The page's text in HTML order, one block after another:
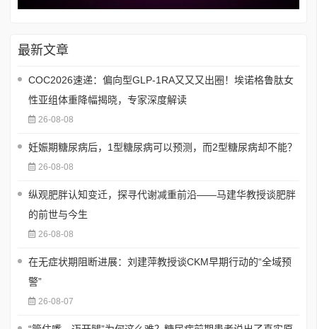
最新文章
COC2026速递：偏向型GLP-1RA又又又出圈！埃诺格鲁肽女
性亚组体重降幅揭晓，专家深度解读
26-08-08
妊娠期糖尿病后，1型糖尿病可以预测，而2型糖尿病却不能？
26-08-08
纵观肥胖认知变迁，探寻代谢减重前沿——马建华教授谈肥胖
的前世与今生
26-08-08
在无症状期阻断进展：刘建萍教授谈CKM早期行动的“全域预
警”
26-08-07